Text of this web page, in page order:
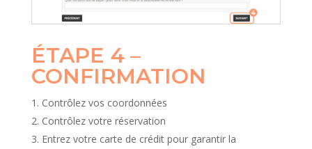
ÉTAPE 4 –
CONFIRMATION
Contrôlez vos coordonnées
Contrôlez votre réservation
Entrez votre carte de crédit pour garantir la